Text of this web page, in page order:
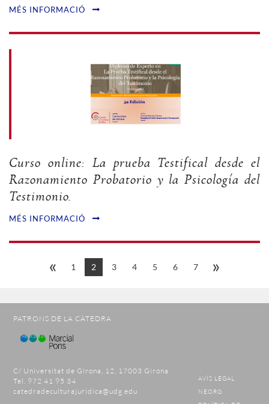
MÉS INFORMACIÓ
Curso online: La prueba Testifical desde el
Razonamiento Probatorio y la Psicología del
Testimonio.
MÉS INFORMACIÓ
« 1 2 3 4 5 6 7 »
PATRONS DE LA CÀTEDRA
C/ Universitat de Girona, 12, 17003 Girona
Tel. 972 41 95 34
catedradeculturajuridica@udg.edu
AVÍS LEGAL
NEORG